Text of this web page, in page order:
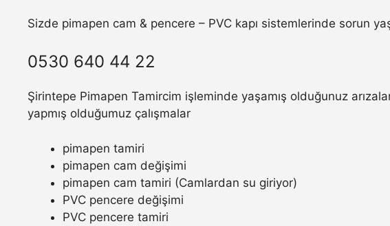
Sizde pimapen cam & pencere – PVC kapı sistemlerinde sorun
0530 640 44 22
Şirintepe Pimapen Tamircim işleminde yaşamış olduğunuz
yapmış olduğumuz çalışmalar
pimapen tamiri
pimapen cam değişimi
pimapen cam tamiri (Camlardan su giriyor)
PVC pencere değişimi
PVC pencere tamiri